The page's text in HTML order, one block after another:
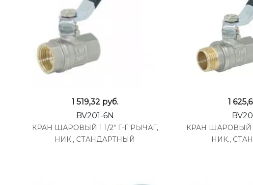
1 519,32 руб.
BV201-6N
КРАН ШАРОВЫЙ 1 1/2" Г-Г РЫЧАГ,
НИК., СТАНДАРТНЫЙ
1
КРАН ШАРОВЫЙ
НИК.,